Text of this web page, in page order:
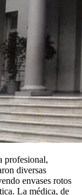
profesional,
diversas
envases rotos
La médica, de